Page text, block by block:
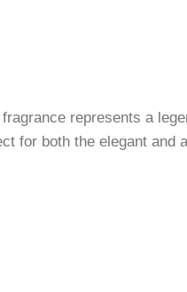
represents a
for both the elegant and